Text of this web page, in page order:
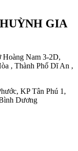
GIA
Nam 3-2D,
, Thành Phố Dĩ An ,
KP Tân Phú 1,
Dương